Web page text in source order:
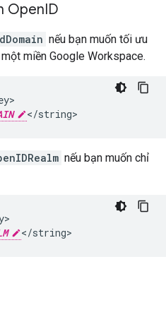
OpenID
nếu bạn muốn tối ưu
miền Google Workspace.
</string>
nếu bạn muốn chỉ
</string>